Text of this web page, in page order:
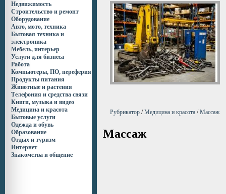
Недвижимость
Строительство и ремонт
Оборудование
Авто, мото, техника
Бытовая техника и
электроника
Мебель, интерьер
Услуги для бизнеса
Работа
Компьютеры, ПО, переферия
Продукты питания
Животные и растения
Телефония и средства связи
Книги, музыка и видео
Медицина и красота
Бытовые услуги
Одежда и обувь
Образование
Отдых и туризм
Интернет
Знакомства и общение
Рубрикатор /Медицина и красота /Массаж
Массаж